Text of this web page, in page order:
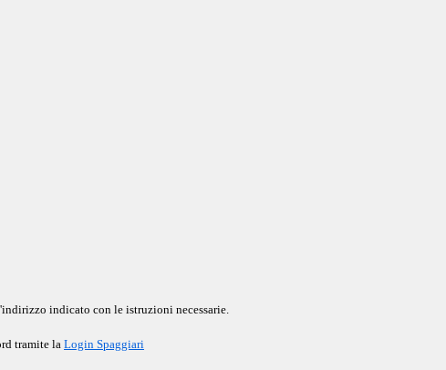
indicato con le istruzioni necessarie.
tramite la Login Spaggiari